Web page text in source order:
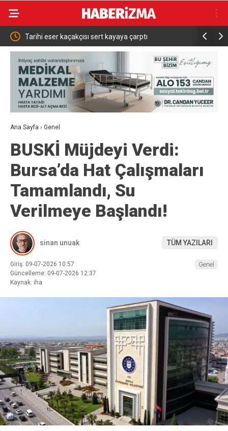
Tarihi eser kaçakçısı sert kayaya çarptı Bakan
açtı:
Ana Sayfa › Genel
BUSKİ Müjdeyi Verdi:
Bursa’da Hat Çalışmaları
Tamamlandı, Su
Verilmeye Başlandı!
sinan unuak TÜM YAZILARI
Giriş: 09-07-2026 10:57
Güncelleme: 09-07-2026 12:37
Kaynak: iha
Genel